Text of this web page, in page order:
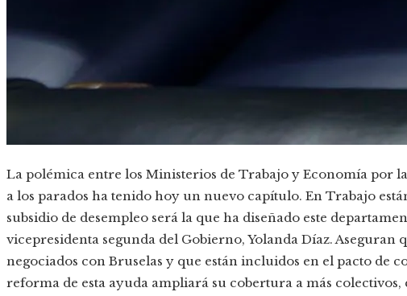
La polémica entre los Ministerios de Trabajo y Economía por
a los parados ha tenido hoy un nuevo capítulo. En Trabajo
subsidio de desempleo será la que ha diseñado este
vicepresidenta segunda del Gobierno, Yolanda Díaz. Aseguran
negociados con Bruselas y que están incluidos en el pacto de
reforma de esta ayuda ampliará su cobertura a más